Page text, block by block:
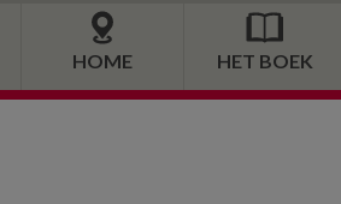
HOME HET BOEK